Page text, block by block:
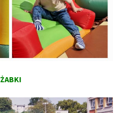
ŻABKI